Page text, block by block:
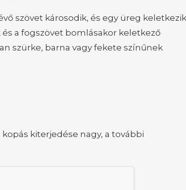
szövet károsodik, és egy üreg
a fogszövet bomlásakor keletkező
szürke, barna vagy fekete színűnek
kopás kiterjedése nagy, a további